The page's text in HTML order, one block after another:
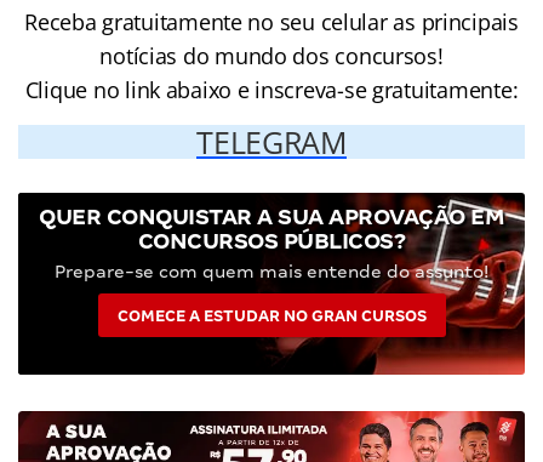
Receba gratuitamente no seu celular as principais
notícias do mundo dos concursos!
Clique no link abaixo e inscreva-se gratuitamente:
TELEGRAM
QUER CONQUISTAR A SUA APROVAÇÃO EM
CONCURSOS PÚBLICOS?
Prepare-se com quem mais entende do assunto!
COMECE A ESTUDAR NO GRAN CURSOS